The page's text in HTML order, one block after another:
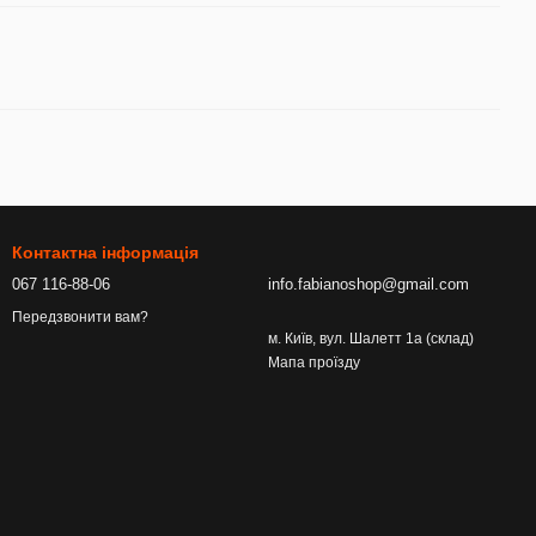
Контактна інформація
067 116-88-06
Передзвонити вам?
info.fabianoshop@gmail.com
м. Київ, вул. Шалетт 1а (склад)
Мапа проїзду